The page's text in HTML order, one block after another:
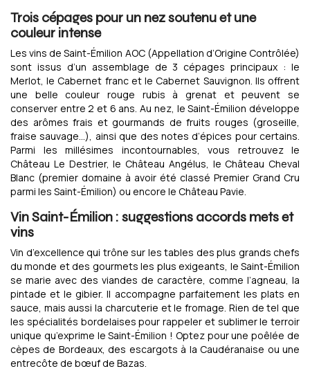
Trois cépages pour un nez soutenu et une
couleur intense
Les vins de Saint-Émilion AOC (Appellation d’Origine Contrôlée)
sont issus d’un assemblage de 3 cépages principaux : le
Merlot, le Cabernet franc et le Cabernet Sauvignon. Ils offrent
une belle couleur rouge rubis à grenat et peuvent se
conserver entre 2 et 6 ans. Au nez, le Saint-Émilion développe
des arômes frais et gourmands de fruits rouges (groseille,
fraise sauvage…), ainsi que des notes d’épices pour certains.
Parmi les millésimes incontournables, vous retrouvez le
Château Le Destrier, le Château Angélus, le Château Cheval
Blanc (premier domaine à avoir été classé Premier Grand Cru
parmi les Saint-Émilion) ou encore le Château Pavie.
Vin Saint-Émilion : suggestions accords mets et
vins
Vin d’excellence qui trône sur les tables des plus grands chefs
du monde et des gourmets les plus exigeants, le Saint-Émilion
se marie avec des viandes de caractère, comme l’agneau, la
pintade et le gibier. Il accompagne parfaitement les plats en
sauce, mais aussi la charcuterie et le fromage. Rien de tel que
les spécialités bordelaises pour rappeler et sublimer le terroir
unique qu’exprime le Saint-Émilion ! Optez pour une poêlée de
cèpes de Bordeaux, des escargots à la Caudéranaise ou une
entrecôte de bœuf de Bazas.